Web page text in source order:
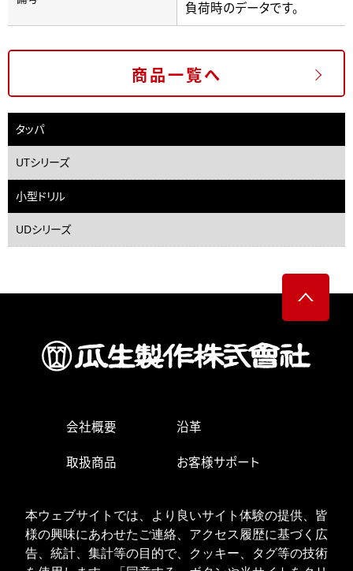
本ウェブサイトでは、より良いサイト体験の提供、皆
様の興味にあわせたご連絡、アクセス履歴に基づく広
告、統計、集計等の目的で、クッキー、タグ等の技術
負荷時のデータです。
商品一覧へ
タッパ
UTシリーズ
小型ドリル
UDシリーズ
会社概要 沿革
取扱商品 お客様サポート
お問い合わせ